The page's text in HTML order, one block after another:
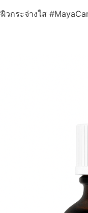
วกระจ่างใส